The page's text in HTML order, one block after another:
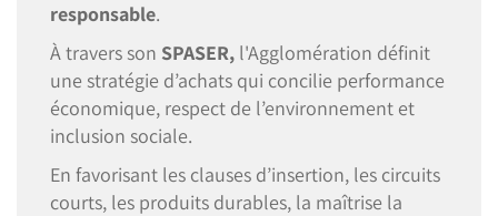
responsable.
À travers son SPASER, l'Agglomération définit
une stratégie d’achats qui concilie performance
économique, respect de l’environnement et
inclusion sociale.
En favorisant les clauses d’insertion, les circuits
courts, les produits durables, la maîtrise la